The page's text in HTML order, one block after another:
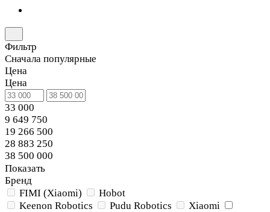
Фильтр
Сначала популярные
Цена
Цена
33 000
9 649 750
19 266 500
28 883 250
38 500 000
Показать
Бренд
FIMI (Xiaomi)
Hobot
Keenon Robotics
Pudu Robotics
Xiaomi